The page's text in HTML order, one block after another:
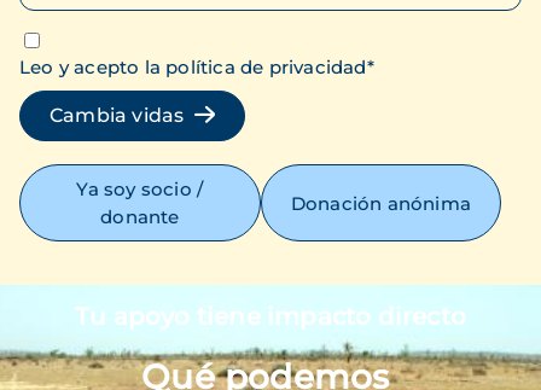
Leo y acepto la política de privacidad*
Cambia vidas
Ya soy socio /
donante
Donación anónima
Tu apoyo tiene impacto directo
Qué podemos